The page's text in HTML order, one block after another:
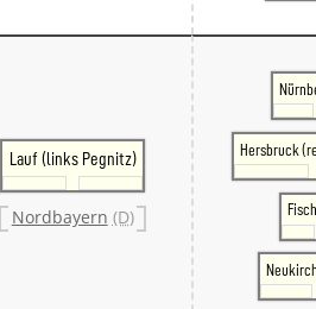
Lauf (links Pegnitz)
Nordbayern (D)
Hersbruck